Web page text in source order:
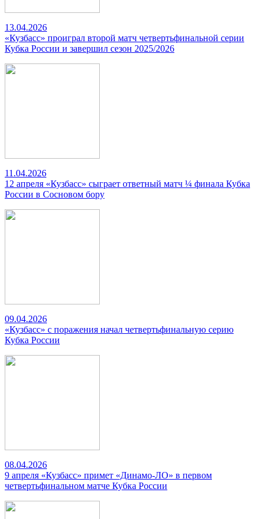
13.04.2026
«Кузбасс» проиграл второй матч четвертьфинальной серии
Кубка России и завершил сезон 2025/2026
11.04.2026
12 апреля «Кузбасс» сыграет ответный матч ¼ финала Кубка
России в Сосновом бору
09.04.2026
«Кузбасс» с поражения начал четвертьфинальную серию
Кубка России
08.04.2026
9 апреля «Кузбасс» примет «Динамо-ЛО» в первом
четвертьфинальном матче Кубка России